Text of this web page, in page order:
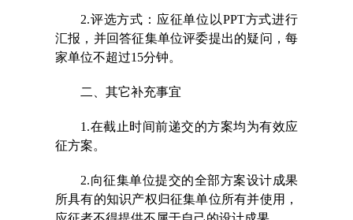
2.评选方式：应征单位以PPT方式进行
汇报，并回答征集单位评委提出的疑问，每
家单位不超过15分钟。
二、其它补充事宜
1.在截止时间前递交的方案均为有效应
征方案。
2.向征集单位提交的全部方案设计成果
所具有的知识产权归征集单位所有并使用，